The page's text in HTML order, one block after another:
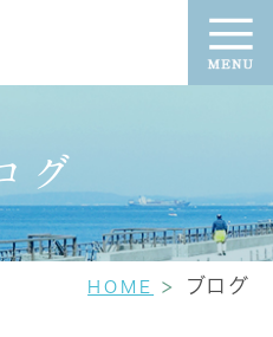
グ
HOME ブログ